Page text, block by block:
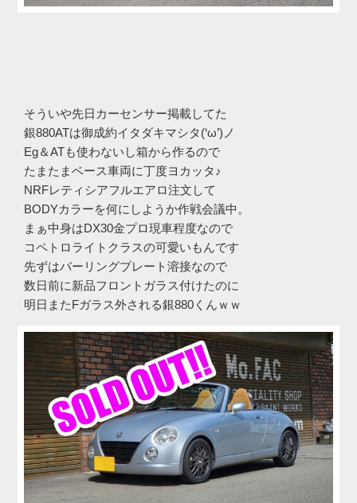
そういや先日カーセンサー掲載してた
銀880ATは御成約イタダキマシタ(‘ω’)ノ
Eg＆ATも使わないし箱から作るので
たまたまベース車両に丁度ヨカッタ♪
NRFレティシアフルエアロ注文して
BODYカラーを何にしようか作戦会議中。
まぁ中身はDX30金プロ現車程度なので
コペトロライトクラスの可愛いもんです
先ずはバーリングプレート溶接なので
数日前に新品フロントガラス付けたのに
明日またFガラス外される銀880くんｗｗ